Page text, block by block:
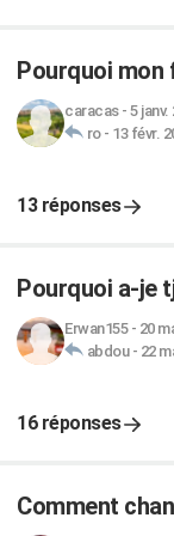
Pourquoi mon
caracas- 5 janv.
ro- 13 févr.
13 réponses
Pourquoi a-je
Erwan155- 20
abdou- 22
16 réponses
Comment